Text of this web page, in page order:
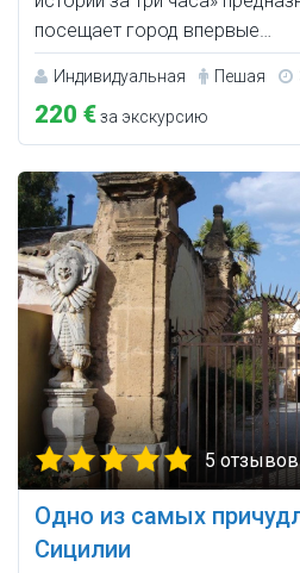
посещает город впервые…
Индивидуальная Пешая
220 €за экскурсию
5 отзывов
Одно из самых
Сицилии